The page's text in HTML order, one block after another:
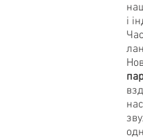
і